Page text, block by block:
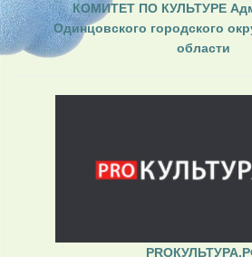
КОМИТЕТ ПО КУЛЬТУРЕ
Одинцовского городского
области